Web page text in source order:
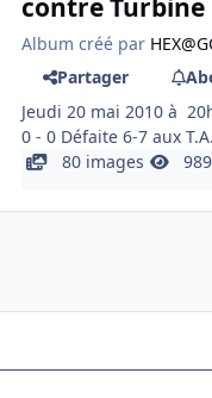
contre Turbine
Album créé par
Partager
Jeudi 20 mai 2010 à
0 - 0 Défaite 6-7 aux
80 images